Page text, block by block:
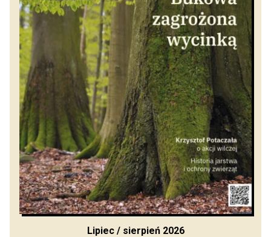
Lipiec / sierpień 2026